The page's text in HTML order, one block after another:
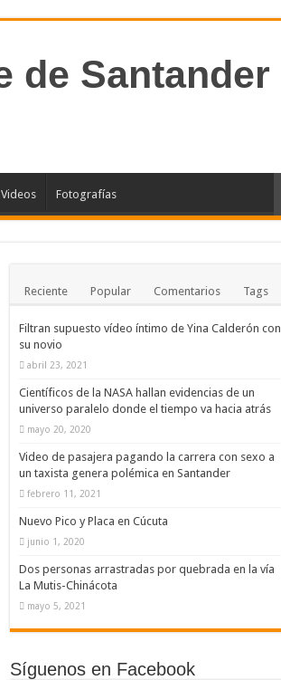
Videos Fotografías
Reciente Popular Comentarios Tags
Filtran supuesto vídeo íntimo de Yina Calderón con
su novio
abril 23, 2021
Científicos de la NASA hallan evidencias de un
universo paralelo donde el tiempo va hacia atrás
mayo 20, 2020
Video de pasajera pagando la carrera con sexo a
un taxista genera polémica en Santander
febrero 11, 2021
Nuevo Pico y Placa en Cúcuta
junio 1, 2020
Dos personas arrastradas por quebrada en la vía
La Mutis-Chinácota
mayo 5, 2021
Síguenos en Facebook